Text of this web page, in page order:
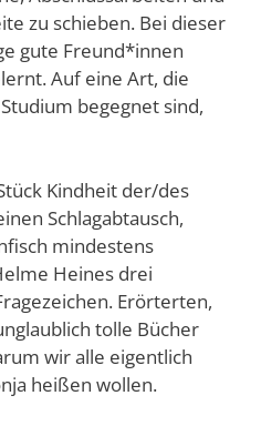
zu schieben. Bei dieser
gute Freund*innen
Auf eine Art, die
begegnet sind,
Kindheit der/des
Schlagabtausch,
mindestens
Heines drei
Erörterten,
tolle Bücher
wir alle eigentlich
heißen wollen.